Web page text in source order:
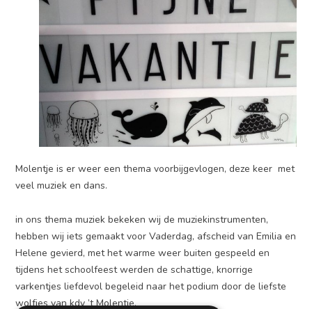
Molentje is er weer een thema voorbijgevlogen, deze keer met
veel muziek en dans.
in ons thema muziek bekeken wij de muziekinstrumenten,
hebben wij iets gemaakt voor Vaderdag, afscheid van Emilia en
Helene gevierd, met het warme weer buiten gespeeld en
tijdens het schoolfeest werden de schattige, knorrige
varkentjes liefdevol begeleid naar het podium door de liefste
wolfjes van kdv ’t Molentje.